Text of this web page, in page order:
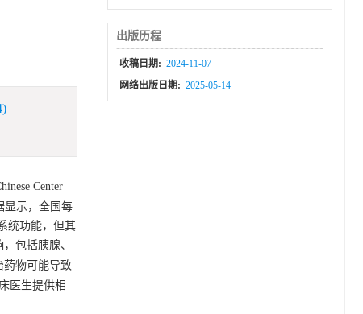
Center
显示，全国每
统功能，但其
包括胰腺、
药物可能导致
医生提供相
出版历程
收稿日期: 2024-11-07
网络出版日期: 2025-05-14